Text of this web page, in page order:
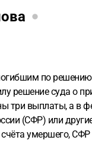
по
решение суда о
три выплаты, а в
(СФР) или
умершего,